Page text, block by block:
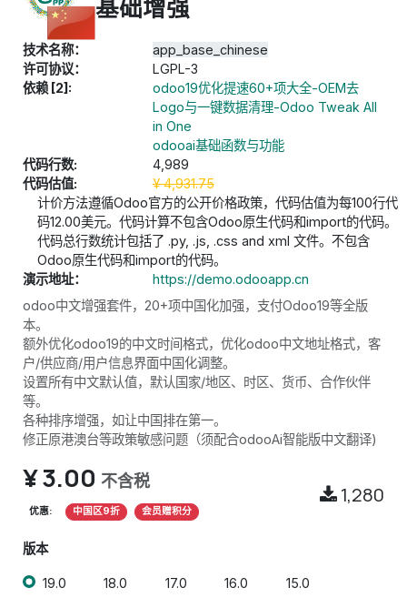
基础增强
技术名称：
app_base_chinese
许可协议：
LGPL-3
依赖 [2]:
odoo19优化提速60+项大全-OEM去
Logo与一键数据清理-Odoo Tweak All
in One
odooai基础函数与功能
代码行数:
4,989
代码估值:
¥4,931.75
计价方法遵循Odoo官方的公开价格政策，代码估值为每100行代
码12.00美元。代码计算不包含Odoo原生代码和import的代码。
代码总行数统计包括了 .py, .js, .css and xml 文件。不包含
Odoo原生代码和import的代码。
演示地址：
https://demo.odooapp.cn
odoo中文增强套件，20+项中国化加强，支付Odoo19等全版
本。
额外优化odoo19的中文时间格式，优化odoo中文地址格式，客
户/供应商/用户信息界面中国化调整。
设置所有中文默认值，默认国家/地区、时区、货币、合作伙伴
等。
各种排序增强，如让中国排在第一。
修正原港澳台等政策敏感问题（须配合odooAi智能版中文翻译)
¥3.00 不含税
优惠: 中国区9折 会员赠积分
1,280
版本
19.0 18.0 17.0 16.0 15.0